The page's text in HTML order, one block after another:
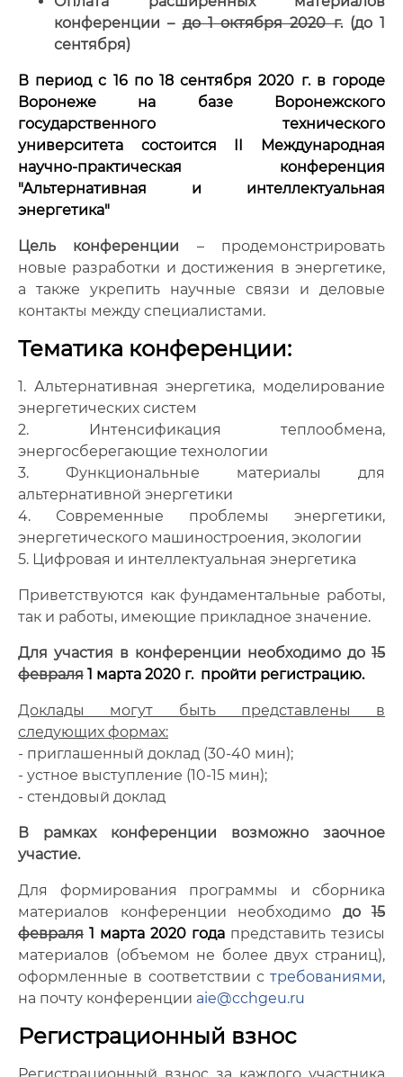
конференции –до 1 октября 2020 г.(до 1
сентября)
В период с 16 по 18 сентября 2020 г. в городе
Воронеже на базе
Воронежского
государственного технического
университета состоится II Международная
научно-практическая конференция
"Альтернативная и интеллектуальная
энергетика"
Цель конференции – продемонстрировать
новые разработки и достижения в энергетике,
а также укрепить научные связи и деловые
контакты между специалистами.
Тематика конференции:
1. Альтернативная энергетика, моделирование
энергетических систем
2. Интенсификация теплообмена,
энергосберегающие технологии
3. Функциональные материалы для
альтернативной энергетики
4. Современные проблемы энергетики,
энергетического машиностроения, экологии
5. Цифровая и интеллектуальная энергетика
Приветствуются как фундаментальные работы,
так и работы, имеющие прикладное значение.
Для участия в конференции необходимо до 15
февраля 1 марта 2020 г. пройти регистрацию.
Доклады могут быть представлены в
следующих формах:
- приглашенный доклад (30-40 мин);
- устное выступление (10-15 мин);
- стендовый доклад
В рамках конференции возможно заочное
участие.
Для формирования программы и сборника
материалов конференции необходимо до 15
февраля 1 марта 2020 года представить тезисы
материалов (объемом не более двух страниц),
оформленные в соответствии с требованиями,
на почту конференции aie@cchgeu.ru
Регистрационный взнос
Регистрационный взнос за каждого участника